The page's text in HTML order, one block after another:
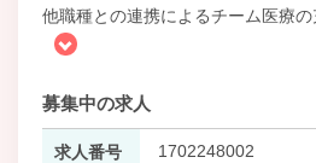
他職種との連携によるチーム医療
募集中の求人
求人番号 1702248002